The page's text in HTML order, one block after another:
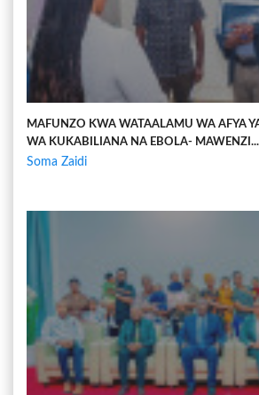
MAFUNZO KWA WATAALAMU WA AFYA
WA KUKABILIANA NA EBOLA- MAWENZI...
Soma Zaidi